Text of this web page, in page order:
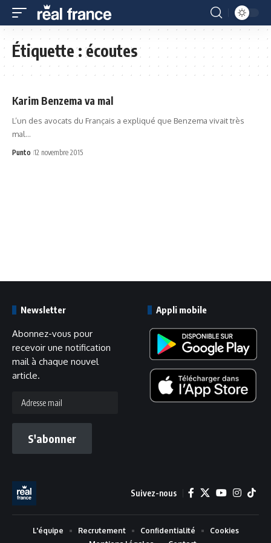
Étiquette :écoutes
Karim Benzema va mal
L’un des avocats du Français a expliqué que Benzema vivait très
mal…
Punto 12 novembre 2015
Newsletter
Abonnez-vous pour
recevoir une notification
mail à chaque nouvel
article.
mail
S'abonner
Appli mobile
Suivez-nous
L'équipe Recrutement Confidentialité
Cookies